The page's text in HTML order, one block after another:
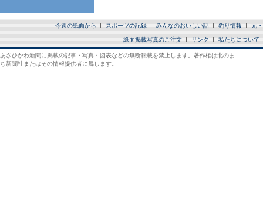
今週の紙面から スポーツの記録 みんなのおいしい話 釣り情報 元
紙面掲載写真のご注文 リンク 私たちについて
あさひかわ新聞に掲載の記事・写真・図表などの無断転載を禁止します。著作権は北のま
ち新聞社またはその情報提供者に属します。